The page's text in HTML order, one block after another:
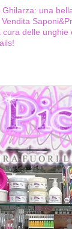
Ghilarza: una
delle unghie